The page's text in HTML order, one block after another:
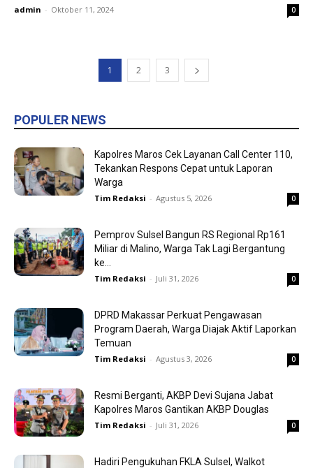
admin - Oktober 11, 2024 0
1 2 3
POPULER NEWS
Kapolres Maros Cek Layanan Call Center 110,
Tekankan Respons Cepat untuk Laporan
Warga
Tim Redaksi - Agustus 5, 2026 0
Pemprov Sulsel Bangun RS Regional Rp161
Miliar di Malino, Warga Tak Lagi Bergantung
ke...
Tim Redaksi - Juli 31, 2026 0
DPRD Makassar Perkuat Pengawasan
Program Daerah, Warga Diajak Aktif Laporkan
Temuan
Tim Redaksi - Agustus 3, 2026 0
Resmi Berganti, AKBP Devi Sujana Jabat
Kapolres Maros Gantikan AKBP Douglas
Tim Redaksi - Juli 31, 2026 0
Hadiri Pengukuhan FKLA Sulsel, Walkot